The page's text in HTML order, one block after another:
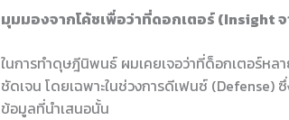
มุมมองจากโค้ชเพื่อว่าที่ดอกเตอร์ (Insight จ
ในการทำดุษฎีนิพนธ์ ผมเคยเจอว่าที่ด็อกเตอร์ห
ชัดเจน โดยเฉพาะในช่วงการดีเฟนซ์ (Defense)
ข้อมูลที่นำเสนอนั้น